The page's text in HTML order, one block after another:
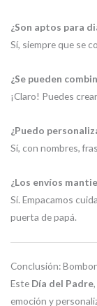
¿Son aptos para
Sí, siempre que se
¿Se pueden
¡Claro! Puedes
¿Puedo
Sí, con nombres,
¿Los envíos
Sí. Empacamos
puerta de papá.
Conclusión:
Este Día del Padre
emoción y